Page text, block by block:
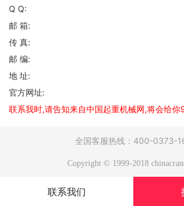
Q Q:
邮 箱:
传 真:
邮 编:
地 址:
官方网址:
联系我时,请告知来自中国起重机械网,将会给你
全国客服热线：400-0373-
Copyright © 1999-2018
联系我们